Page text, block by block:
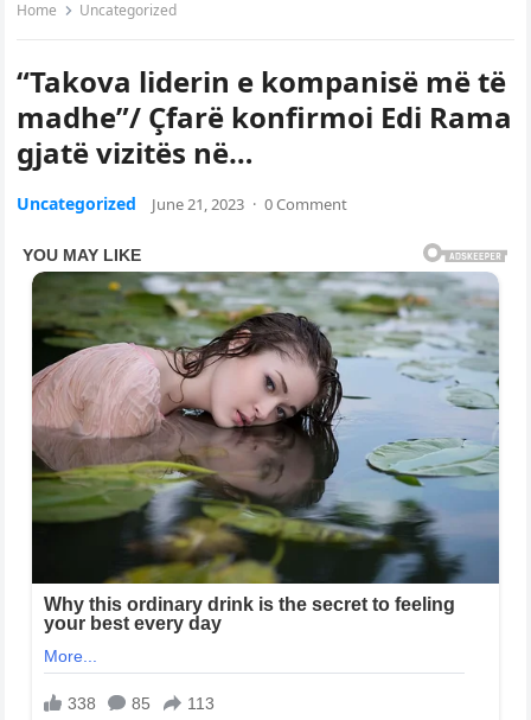
Home Uncategorized
“Takova liderin e kompanisë më të
madhe”/ Çfarë konfirmoi Edi Rama
gjatë vizitës në…
Uncategorized June 21, 2023 · 0 Comment